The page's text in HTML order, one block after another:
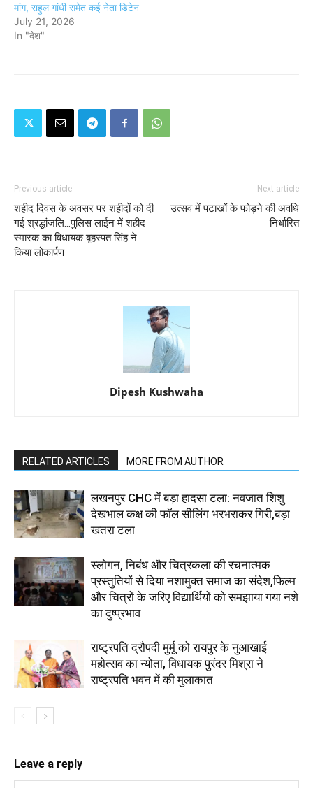
मांग, राहुल गांधी समेत कई नेता डिटेन
July 21, 2026
In "देश"
Previous article
शहीद दिवस के अवसर पर शहीदों को दी
गई श्रद्धांजलि...पुलिस लाईन में शहीद
स्मारक का विधायक बृहस्पत सिंह ने
किया लोकार्पण
Next article
उत्सव में पटाखों के फोड़ने की अवधि
निर्धारित
Dipesh Kushwaha
RELATED ARTICLES MORE FROM AUTHOR
लखनपुर CHC में बड़ा हादसा टला: नवजात शिशु
देखभाल कक्ष की फॉल सीलिंग भरभराकर गिरी,बड़ा
खतरा टला
स्लोगन, निबंध और चित्रकला की रचनात्मक
प्रस्तुतियों से दिया नशामुक्त समाज का संदेश,फिल्म
और चित्रों के जरिए विद्यार्थियों को समझाया गया नशे
का दुष्प्रभाव
राष्ट्रपति द्रौपदी मुर्मू को रायपुर के नुआखाई
महोत्सव का न्योता, विधायक पुरंदर मिश्रा ने
राष्ट्रपति भवन में की मुलाकात
Leave a reply